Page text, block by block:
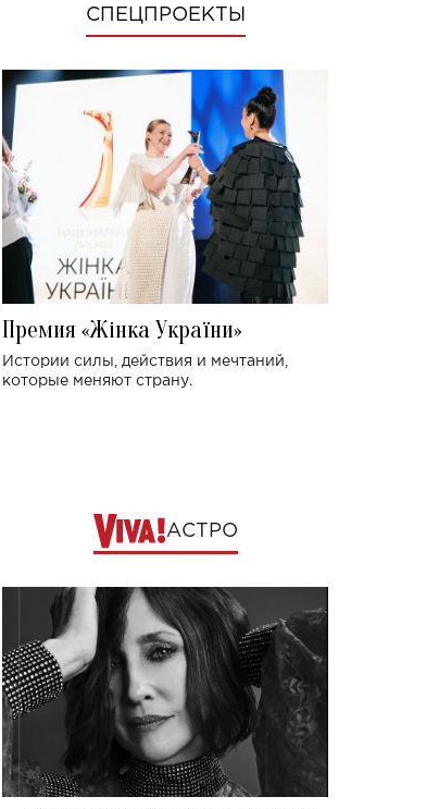
СПЕЦПРОЕКТЫ
Премия «Жінка України»
Истории силы, действия и мечтаний,
которые меняют страну.
АСТРО